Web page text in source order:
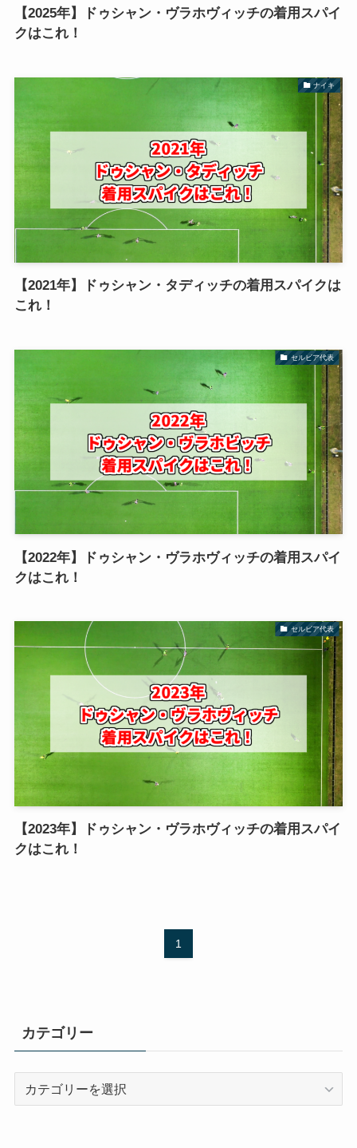
【2025年】ドゥシャン・ヴラホヴィッチの着用スパイ
クはこれ！
ナイキ
【2021年】ドゥシャン・タディッチの着用スパイクは
これ！
セルビア代表
【2022年】ドゥシャン・ヴラホヴィッチの着用スパイ
クはこれ！
セルビア代表
【2023年】ドゥシャン・ヴラホヴィッチの着用スパイ
クはこれ！
1
カテゴリー